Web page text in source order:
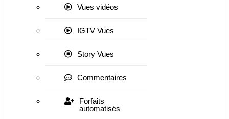
Vues vidéos
IGTV Vues
Story Vues
Commentaires
Forfaits
automatisés